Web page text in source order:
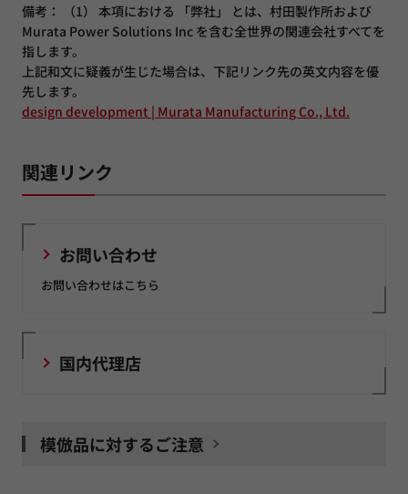
備考： （1） 本項における 「弊社」 とは、村田製作所および
Murata Power Solutions Inc を含む全世界の関連会社すべてを
指します。
上記和文に疑義が生じた場合は、下記リンク先の英文内容を優
先します。
design development | Murata Manufacturing Co., Ltd.
関連リンク
お問い合わせ
お問い合わせはこちら
国内代理店
模倣品に対するご注意